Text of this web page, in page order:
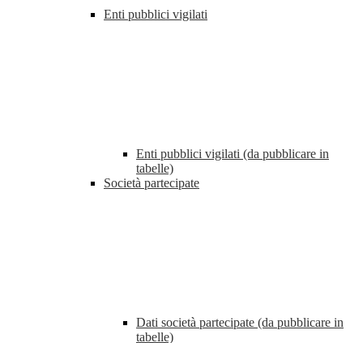
Enti pubblici vigilati
Enti pubblici vigilati (da pubblicare in
tabelle)
Società partecipate
Dati società partecipate (da pubblicare in
tabelle)